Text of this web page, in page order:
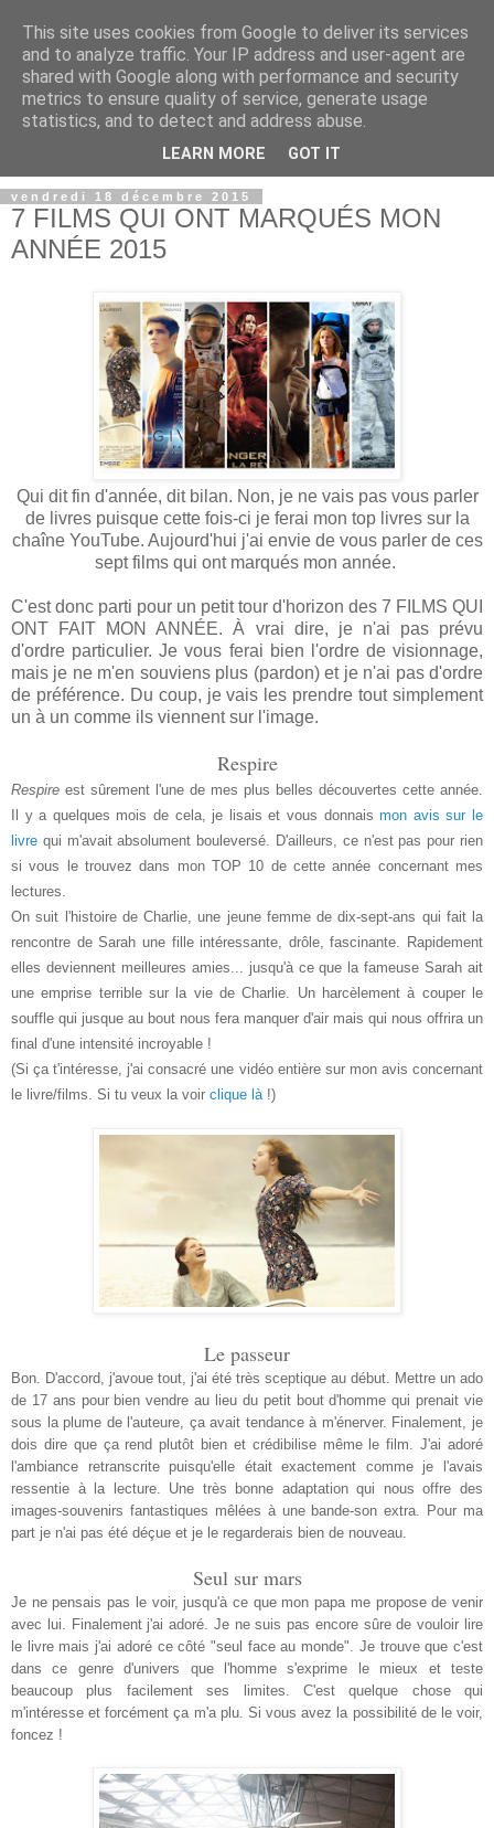
vendredi 18 décembre 2015
7 FILMS QUI ONT MARQUÉS MON
ANNÉE 2015
Qui dit fin d'année, dit bilan. Non, je ne vais pas vous parler
de livres puisque cette fois-ci je ferai mon top livres sur la
chaîne YouTube. Aujourd'hui j'ai envie de vous parler de ces
sept films qui ont marqués mon année.
C'est donc parti pour un petit tour d'horizon des 7 FILMS QUI
ONT FAIT MON ANNÉE. À vrai dire, je n'ai pas prévu
d'ordre particulier. Je vous ferai bien l'ordre de visionnage,
mais je ne m'en souviens plus (pardon) et je n'ai pas d'ordre
de préférence. Du coup, je vais les prendre tout simplement
un à un comme ils viennent sur l'image.
Respire
Respire est sûrement l'une de mes plus belles découvertes cette année.
Il y a quelques mois de cela, je lisais et vous donnaismon avis sur le
livre qui m'avait absolument bouleversé. D'ailleurs, ce n'est pas pour rien
si vous le trouvez dans mon TOP 10 de cette année concernant mes
lectures.
On suit l'histoire de Charlie, une jeune femme de dix-sept-ans qui fait la
rencontre de Sarah une fille intéressante, drôle, fascinante. Rapidement
elles deviennent meilleures amies... jusqu'à ce que la fameuse Sarah ait
une emprise terrible sur la vie de Charlie. Un harcèlement à couper le
souffle qui jusque au bout nous fera manquer d'air mais qui nous offrira un
final d'une intensité incroyable !
(Si ça t'intéresse, j'ai consacré une vidéo entière sur mon avis concernant
le livre/films. Si tu veux la voir clique là !)
Le passeur
Bon. D'accord, j'avoue tout, j'ai été très sceptique au début. Mettre un ado
de 17 ans pour bien vendre au lieu du petit bout d'homme qui prenait vie
sous la plume de l'auteure, ça avait tendance à m'énerver. Finalement, je
dois dire que ça rend plutôt bien et crédibilise même le film. J'ai adoré
l'ambiance retranscrite puisqu'elle était exactement comme je l'avais
ressentie à la lecture. Une très bonne adaptation qui nous offre des
images-souvenirs fantastiques mêlées à une bande-son extra. Pour ma
part je n'ai pas été déçue et je le regarderais bien de nouveau.
Seul sur mars
Je ne pensais pas le voir, jusqu'à ce que mon papa me propose de venir
avec lui. Finalement j'ai adoré. Je ne suis pas encore sûre de vouloir lire
le livre mais j'ai adoré ce côté "seul face au monde". Je trouve que c'est
dans ce genre d'univers que l'homme s'exprime le mieux et teste
beaucoup plus facilement ses limites. C'est quelque chose qui
m'intéresse et forcément ça m'a plu. Si vous avez la possibilité de le voir,
foncez !
This site uses cookies from Google to deliver its services
and to analyze traffic. Your IP address and user-agent are
shared with Google along with performance and security
metrics to ensure quality of service, generate usage
statistics, and to detect and address abuse.
LEARN MORE GOT IT